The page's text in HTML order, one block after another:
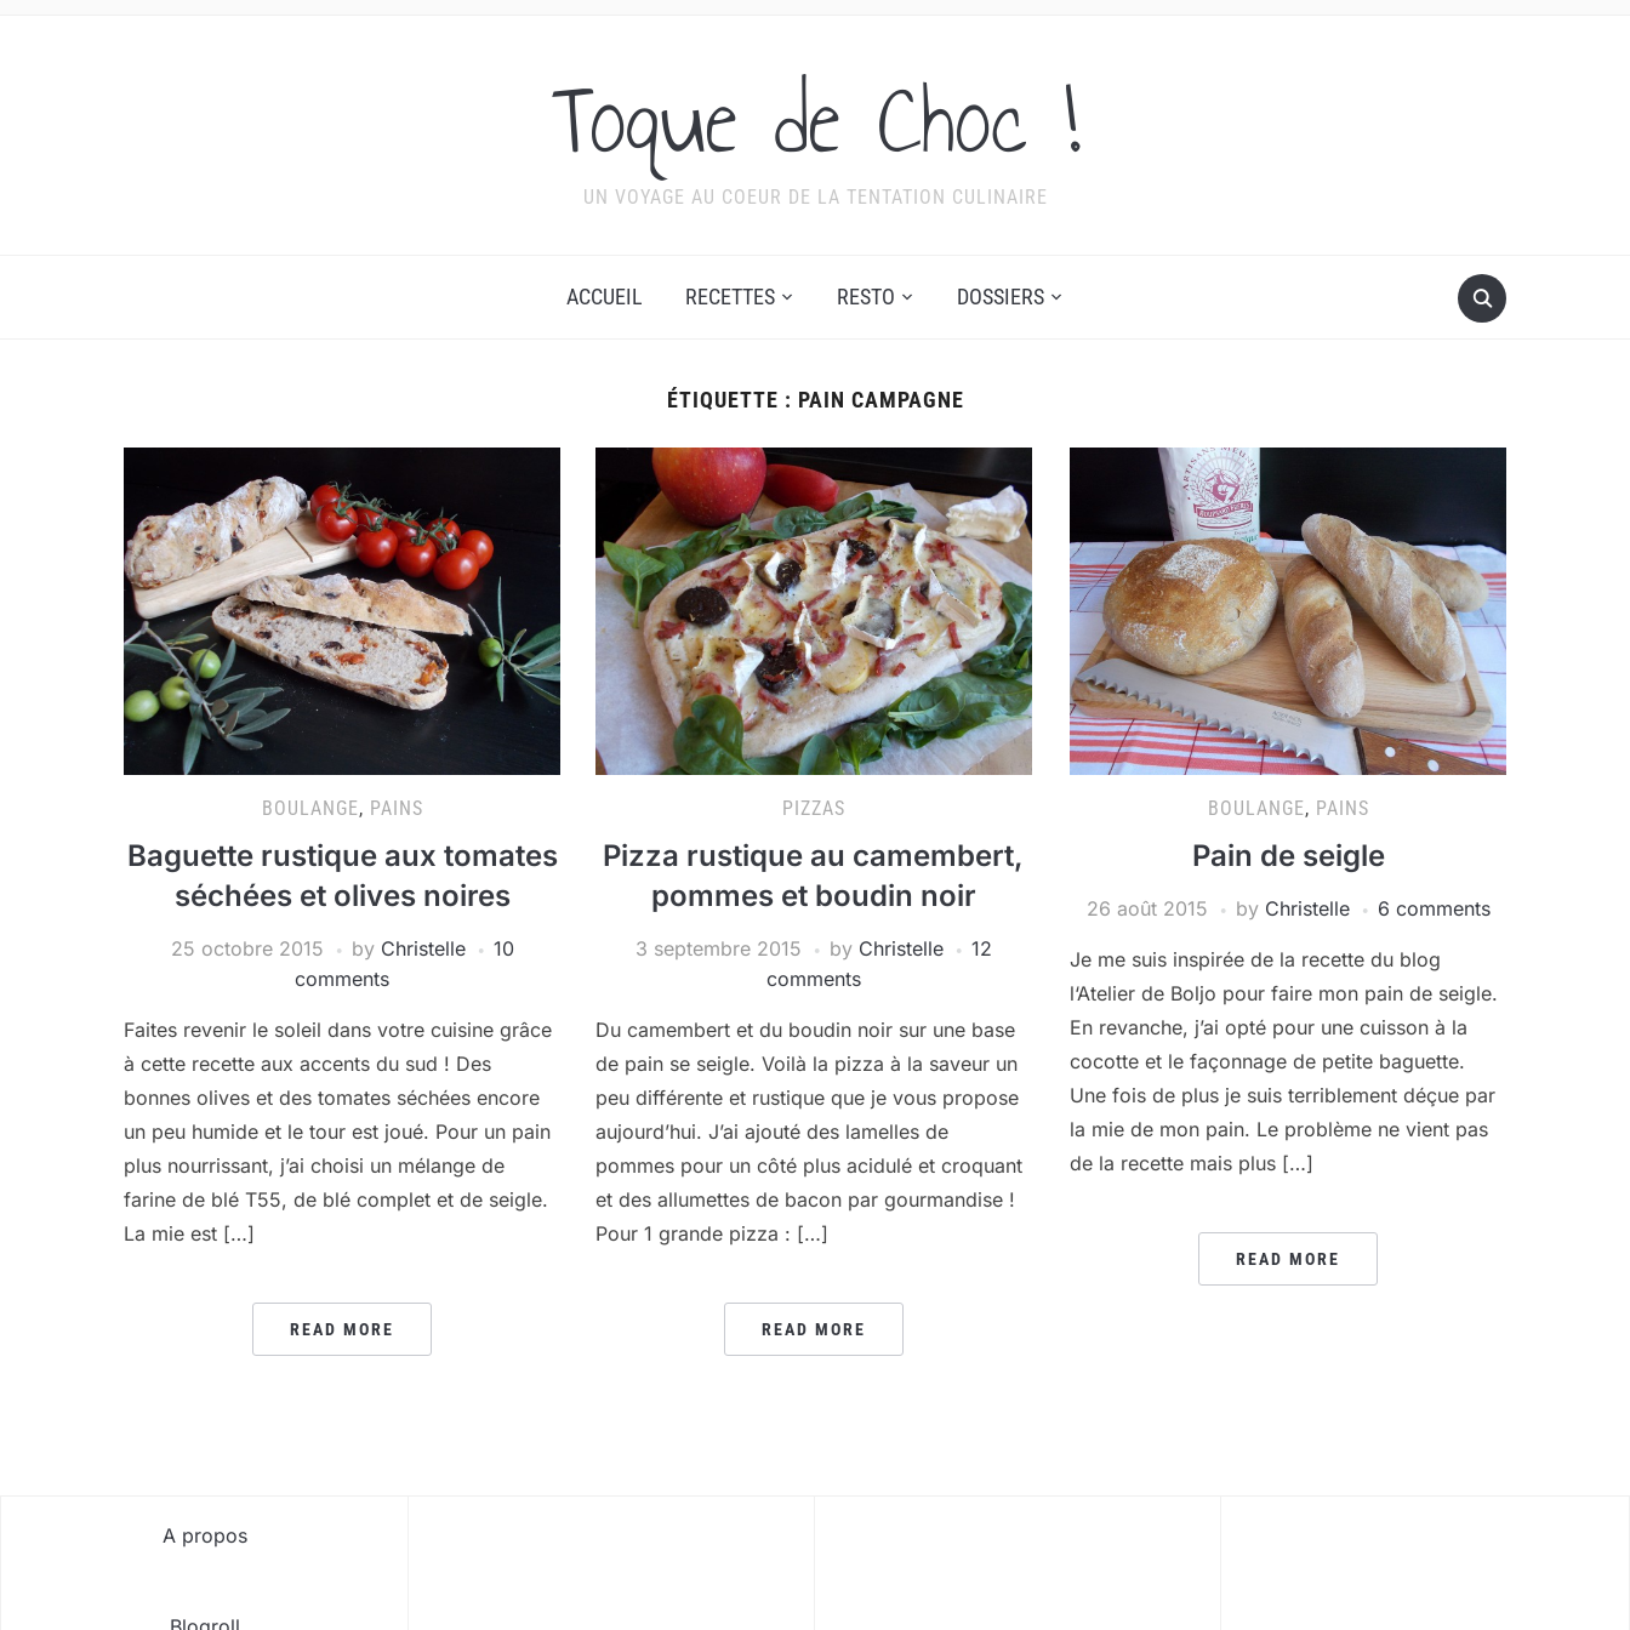
Toque de Choc !
UN VOYAGE AU COEUR DE LA TENTATION CULINAIRE
ACCUEIL RECETTES RESTO DOSSIERS
ÉTIQUETTE : PAIN CAMPAGNE
BOULANGE, PAINS
Baguette rustique aux tomates
séchées et olives noires
25 octobre 2015 by Christelle
10
comments
Faites revenir le soleil dans votre cuisine grâce
à cette recette aux accents du sud ! Des
bonnes olives et des tomates séchées encore
un peu humide et le tour est joué. Pour un pain
plus nourrissant, j’ai choisi un mélange de
farine de blé T55, de blé complet et de seigle.
La mie est […]
READ MORE
PIZZAS
Pizza rustique au camembert,
pommes et boudin noir
3 septembre 2015 by Christelle
12
comments
Du camembert et du boudin noir sur une base
de pain se seigle. Voilà la pizza à la saveur un
peu différente et rustique que je vous propose
aujourd’hui. J’ai ajouté des lamelles de
pommes pour un côté plus acidulé et croquant
et des allumettes de bacon par gourmandise !
Pour 1 grande pizza : […]
READ MORE
BOULANGE, PAINS
Pain de seigle
26 août 2015 by Christelle 6 comments
Je me suis inspirée de la recette du blog
l‘Atelier de Boljo pour faire mon pain de seigle.
En revanche, j’ai opté pour une cuisson à la
cocotte et le façonnage de petite baguette.
Une fois de plus je suis terriblement déçue par
la mie de mon pain. Le problème ne vient pas
de la recette mais plus […]
READ MORE
A propos